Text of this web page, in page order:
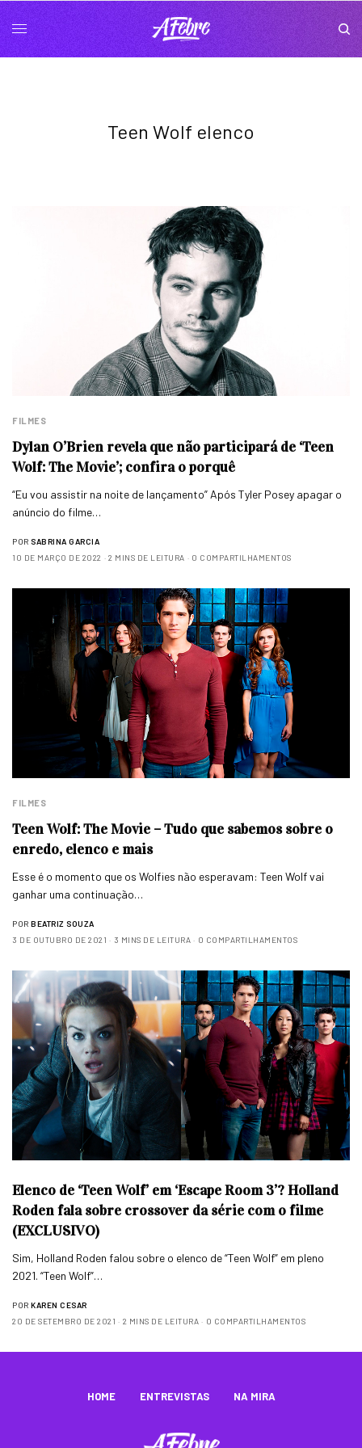
Teen Wolf elenco
FILMES
Dylan O’Brien revela que não participará de ‘Teen
Wolf: The Movie’; confira o porquê
“Eu vou assistir na noite de lançamento” Após Tyler Posey apagar o
anúncio do filme…
POR SABRINA GARCIA
10 DE MARÇO DE 2022
2 MINS DE LEITURA 0 COMPARTILHAMENTOS
FILMES
Teen Wolf: The Movie – Tudo que sabemos sobre o
enredo, elenco e mais
Esse é o momento que os Wolfies não esperavam: Teen Wolf vai
ganhar uma continuação…
POR BEATRIZ SOUZA
3 DE OUTUBRO DE 2021
3 MINS DE LEITURA 0 COMPARTILHAMENTOS
Elenco de ‘Teen Wolf’ em ‘Escape Room 3’? Holland
Roden fala sobre crossover da série com o filme
(EXCLUSIVO)
Sim, Holland Roden falou sobre o elenco de “Teen Wolf” em pleno
2021. “Teen Wolf”…
POR KAREN CESAR
20 DE SETEMBRO DE 2021
2 MINS DE LEITURA 0 COMPARTILHAMENTOS
HOME ENTREVISTAS NA MIRA